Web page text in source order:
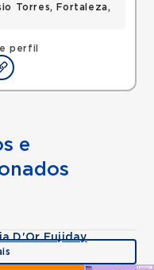
perfil
Torres, Fortaleza,
e
D'Or Fujiday